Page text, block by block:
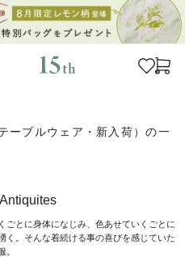
ブルウェア・新入荷）の一
ごとに身体になじみ、色あせていくごとに
く。そんな着続ける事の喜びを感じていた
。